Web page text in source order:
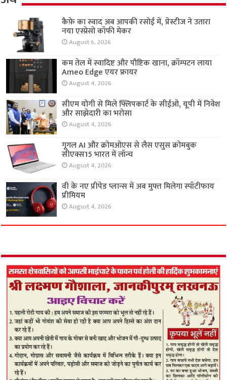
कैफ़े का स्वाद अब आपकी रसोई में, प्रेस्टीज ने उतारा
नया एस्प्रेसो कॉफी मेकर
August 6, 2026
कम तेल में स्वादिष्ट और पौष्टिक खाना, क्रॉम्पटन लाया
Ameo Edge एयर फ्रायर
August 4, 2026
सीएम योगी से मिले फ्लिपकार्ट के सीईओ, यूपी में निवेश
और साझेदारी का भरोसा
August 4, 2026
गूगल AI और क्रोमओएस से लैस एसुस क्रोमबुक
सीएक्स15 भारत में लॉन्च
August 4, 2026
वी के नए प्रीपेड प्लान्स में अब मुफ्त मिलेगा स्पॉटीफाय
प्रीमियम
August 4, 2026